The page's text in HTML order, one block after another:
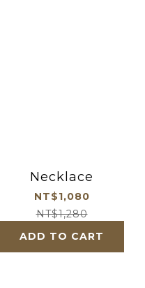
Necklace
NT$1,080
NT$1,280
ADD TO CART